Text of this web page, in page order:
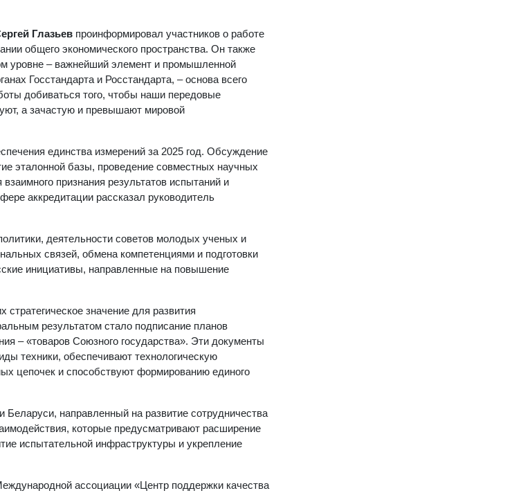
Глазьев проинформировал участников о работе
общего экономического пространства. Он также
уровне – важнейший элемент и промышленной
Госстандарта и Росстандарта, – основа всего
добиваться того, чтобы наши передовые
а зачастую и превышают мировой
единства измерений за 2025 год. Обсуждение
эталонной базы, проведение совместных научных
признания результатов испытаний и
аккредитации рассказал руководитель
деятельности советов молодых ученых и
связей, обмена компетенциями и подготовки
инициативы, направленные на повышение
значение для развития
результатом стало подписание планов
– «товаров Союзного государства». Эти документы
техники, обеспечивают технологическую
цепочек и способствуют формированию единого
направленный на развитие сотрудничества
которые предусматривают расширение
испытательной инфраструктуры и укрепление
ассоциации «Центр поддержки качества